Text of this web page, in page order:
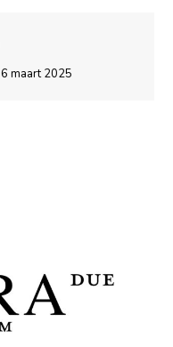
6 maart 2025